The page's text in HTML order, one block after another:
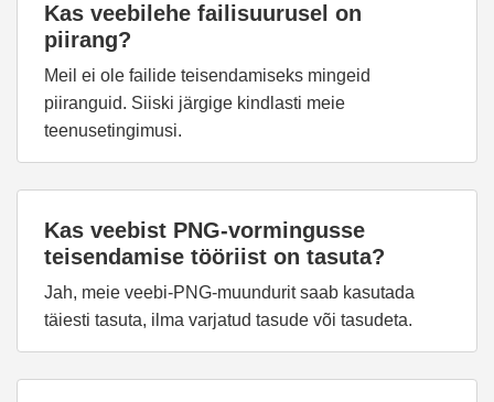
Kas veebilehe failisuurusel on
piirang?
Meil ei ole failide teisendamiseks mingeid
piiranguid. Siiski järgige kindlasti meie
teenusetingimusi.
Kas veebist PNG-vormingusse
teisendamise tööriist on tasuta?
Jah, meie veebi-PNG-muundurit saab kasutada
täiesti tasuta, ilma varjatud tasude või tasudeta.